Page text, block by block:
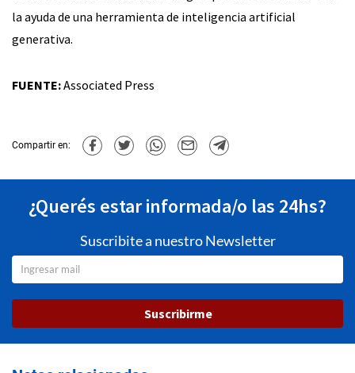
la ayuda de una herramienta de inteligencia artificial
generativa.
FUENTE:Associated Press
Compartir en:
¿Querés estar informada/o las 24hs?
Suscribite a nuestro Newsletter
Suscribirme